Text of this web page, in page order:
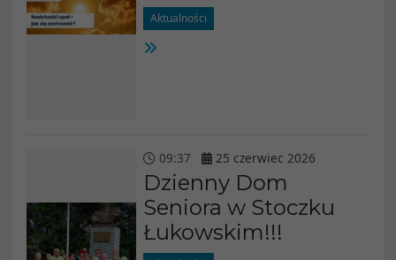
Aktualności
09:37 25 czerwiec 2026
Dzienny Dom
Seniora w Stoczku
Łukowskim!!!